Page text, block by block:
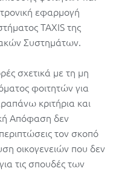
εφαρμογή
TAXIS της
Συστημάτων.
σχετικά με τη μη
φοιτητών για
κριτήρια και
Απόφαση δεν
τον σκοπό
οικογενειών που δεν
τις σπουδές των